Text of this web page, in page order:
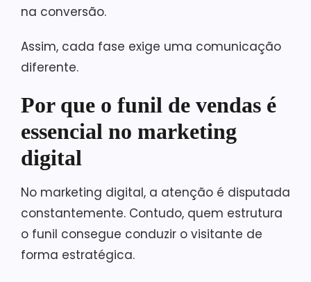
na conversão.
Assim, cada fase exige uma comunicação
diferente.
Por que o funil de vendas é
essencial no marketing
digital
No marketing digital, a atenção é disputada
constantemente. Contudo, quem estrutura
o funil consegue conduzir o visitante de
forma estratégica.